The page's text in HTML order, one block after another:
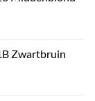
Zwartbruin